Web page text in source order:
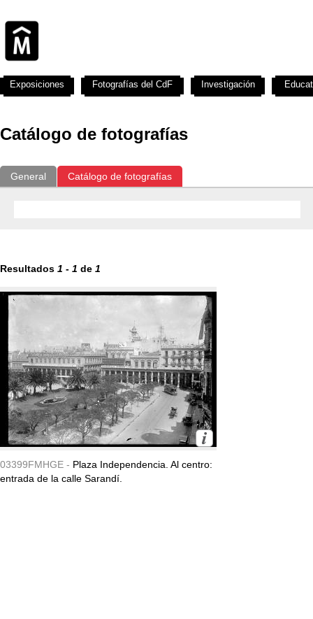
Catálogo de fotografías
General Catálogo de fotografías
Resultados 1 - 1 de 1
03399FMHGE - Plaza Independencia. Al centro:
entrada de la calle Sarandí.
Exposiciones Fotografías del CdF Investigación